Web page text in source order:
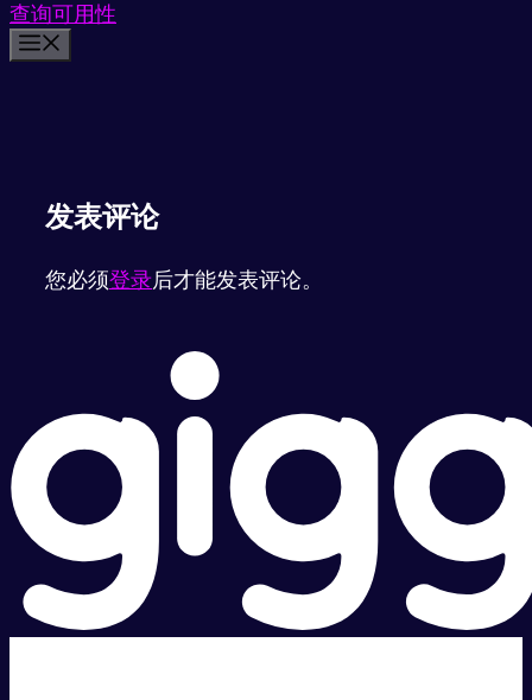
查询可用性
发表评论
您必须登录后才能发表评论。